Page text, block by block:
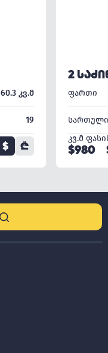
60.3 კვ.მ
19
$ ₾
2
ფართი
სართული
კვ.მ ფასი
$980